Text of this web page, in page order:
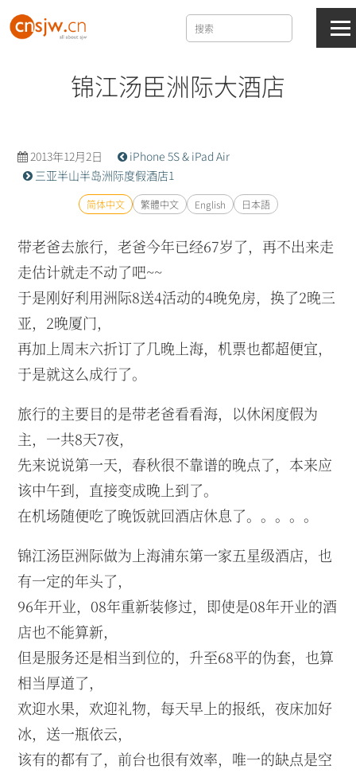
锦江汤臣洲际大酒店
2013年12月2日
iPhone 5S & iPad Air
三亚半山半岛洲际度假酒店1
简体中文 繁體中文 English 日本語
带老爸去旅行，老爸今年已经67岁了，再不出来走
走估计就走不动了吧~~
于是刚好利用洲际8送4活动的4晚免房，换了2晚三
亚，2晚厦门，
再加上周末六折订了几晚上海，机票也都超便宜，
于是就这么成行了。
旅行的主要目的是带老爸看看海，以休闲度假为
主，一共8天7夜，
先来说说第一天，春秋很不靠谱的晚点了，本来应
该中午到，直接变成晚上到了。
在机场随便吃了晚饭就回酒店休息了。。。。。
锦江汤臣洲际做为上海浦东第一家五星级酒店，也
有一定的年头了，
96年开业，08年重新装修过，即使是08年开业的酒
店也不能算新，
但是服务还是相当到位的，升至68平的伪套，也算
相当厚道了，
欢迎水果，欢迎礼物，每天早上的报纸，夜床加好
冰，送一瓶依云，
该有的都有了，前台也很有效率，唯一的缺点是空